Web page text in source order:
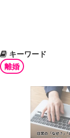
キーワード
離婚